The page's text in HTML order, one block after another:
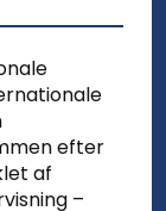
efter
af
–